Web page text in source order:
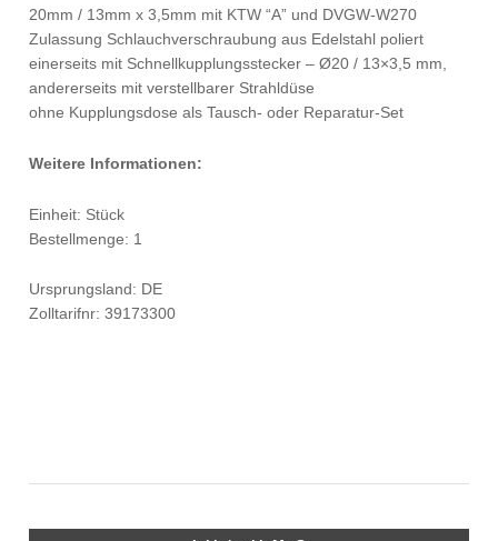
20mm / 13mm x 3,5mm mit KTW “A” und DVGW-W270
Zulassung Schlauchverschraubung aus Edelstahl poliert
einerseits mit Schnellkupplungsstecker – Ø20 / 13×3,5 mm,
andererseits mit verstellbarer Strahldüse
ohne Kupplungsdose als Tausch- oder Reparatur-Set
Weitere Informationen:
Einheit: Stück
Bestellmenge: 1
Ursprungsland: DE
Zolltarifnr: 39173300